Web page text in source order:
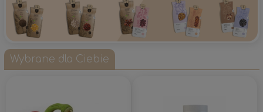
Wybrane dla Ciebie